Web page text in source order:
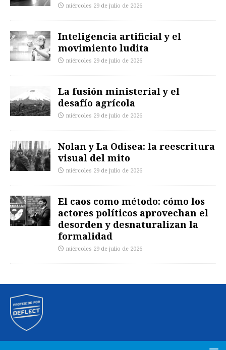
miércoles 29 de julio de 2026
Inteligencia artificial y el
movimiento ludita
miércoles 29 de julio de 2026
La fusión ministerial y el
desafío agrícola
miércoles 29 de julio de 2026
Nolan y La Odisea: la reescritura
visual del mito
miércoles 29 de julio de 2026
El caos como método: cómo los
actores políticos aprovechan el
desorden y desnaturalizan la
formalidad
miércoles 29 de julio de 2026